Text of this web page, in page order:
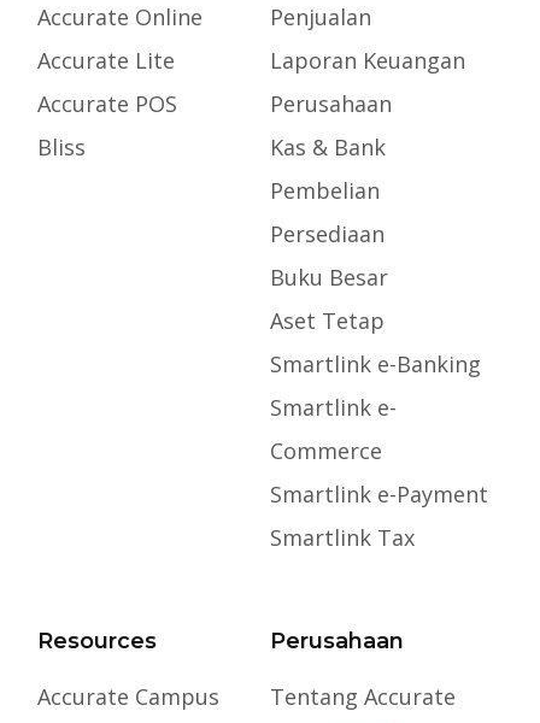
Accurate Online
Accurate Lite
Accurate POS
Bliss
Penjualan
Laporan Keuangan
Perusahaan
Kas & Bank
Pembelian
Persediaan
Buku Besar
Aset Tetap
Smartlink e-Banking
Smartlink e-
Commerce
Smartlink e-Payment
Smartlink Tax
Resources
Accurate Campus
Perusahaan
Tentang Accurate